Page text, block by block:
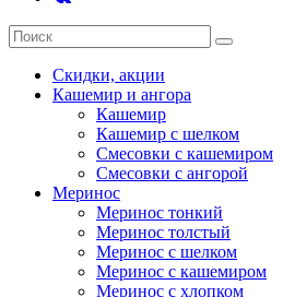
Скидки, акции
Кашемир и ангора
Кашемир
Кашемир с шелком
Смесовки с кашемиром
Смесовки с ангорой
Меринос
Меринос тонкий
Меринос толстый
Меринос с шелком
Меринос с кашемиром
Меринос с хлопком